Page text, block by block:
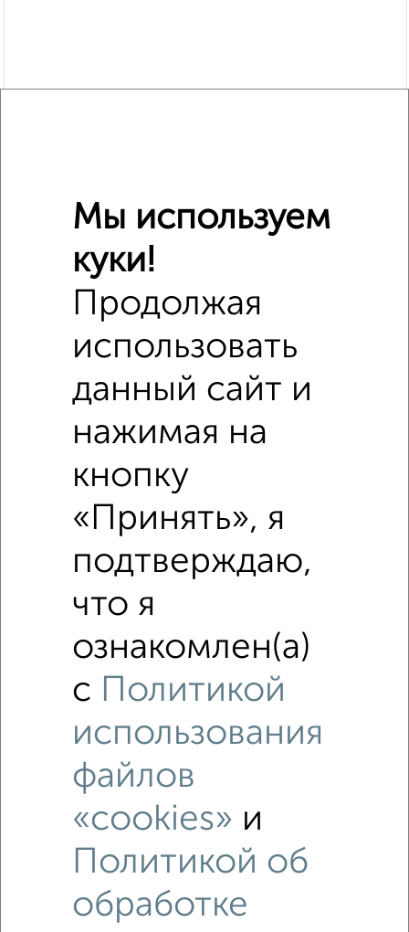
Похожие предложения рядом
Комнаты в 2-к квартире недалеко от 40 лет Октября 21
Рядом, с меньшей ценой
Мы используем
куки!
Продолжая
использовать
данный сайт и
нажимая на
кнопку
«Принять», я
подтверждаю,
что я
ознакомлен(а)
с
Политикой
использования
файлов
«cookies» и
Политикой об
обработке